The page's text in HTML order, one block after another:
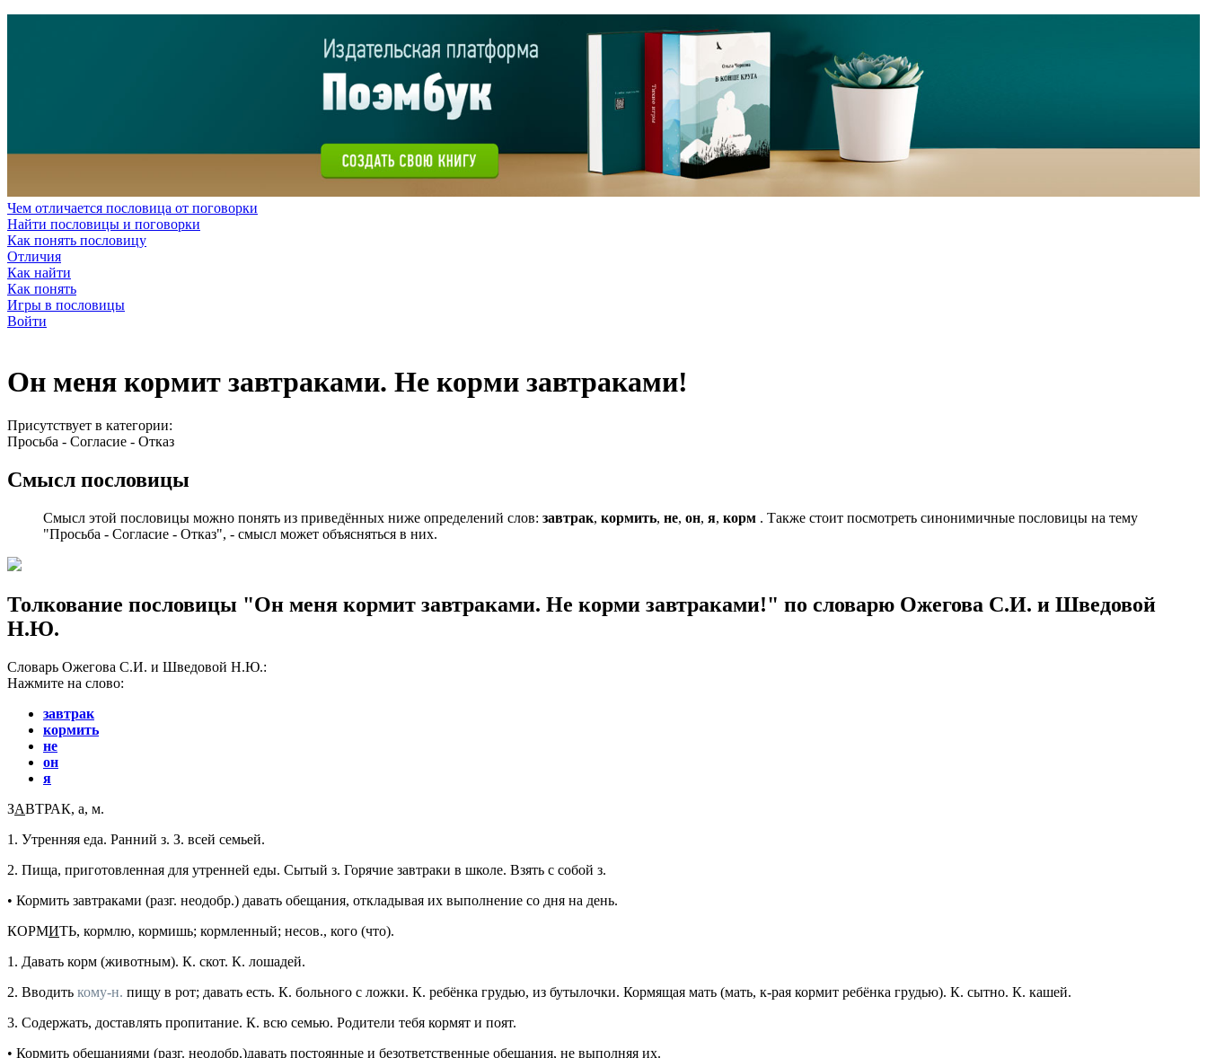
Чем отличается пословица от поговорки
Найти пословицы и поговорки
Как понять пословицу
Отличия
Как найти
Как понять
Игры в пословицы
Войти
Он меня кормит завтраками. Не корми завтраками!
Присутствует в категории:
Просьба - Согласие - Отказ
Смысл пословицы
Смысл этой пословицы можно понять из приведённых ниже определений слов: завтрак, кормить, не, он, я, корм . Также стоит посмотреть синонимичные пословицы на тему
"Просьба - Согласие - Отказ", - смысл может объясняться в них.
Толкование пословицы "Он меня кормит завтраками. Не корми завтраками!" по словарю Ожегова С.И. и Шведовой
Н.Ю.
Словарь Ожегова С.И. и Шведовой Н.Ю.:
Нажмите на слово:
завтрак
кормить
не
он
я
ЗАВТРАК, а, м.
1. Утренняя еда. Ранний з. З. всей семьей.
2. Пища, приготовленная для утренней еды. Сытый з. Горячие завтраки в школе. Взять с собой з.
• Кормить завтраками (разг. неодобр.) давать обещания, откладывая их выполнение со дня на день.
КОРМИТЬ, кормлю, кормишь; кормленный; несов., кого (что).
1. Давать корм (животным). К. скот. К. лошадей.
2. Вводить кому-н. пищу в рот; давать есть. К. больного с ложки. К. ребёнка грудью, из бутылочки. Кормящая мать (мать, к-рая кормит ребёнка грудью). К. сытно. К. кашей.
3. Содержать, доставлять пропитание. К. всю семью. Родители тебя кормят и поят.
• Кормить обещаниями (разг. неодобр.)давать постоянные и безответственные обещания, не выполняя их.